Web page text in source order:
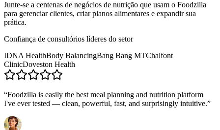
Junte-se a centenas de negócios de nutrição que usam o Foodzilla
para gerenciar clientes, criar planos alimentares e expandir sua
prática.
Confiança de consultórios líderes do setor
IDNA HealthBody BalancingBang Bang MTChalfont
ClinicDoveston Health
“Foodzilla is easily the best meal planning and nutrition platform
I've ever tested — clean, powerful, fast, and surprisingly intuitive.”